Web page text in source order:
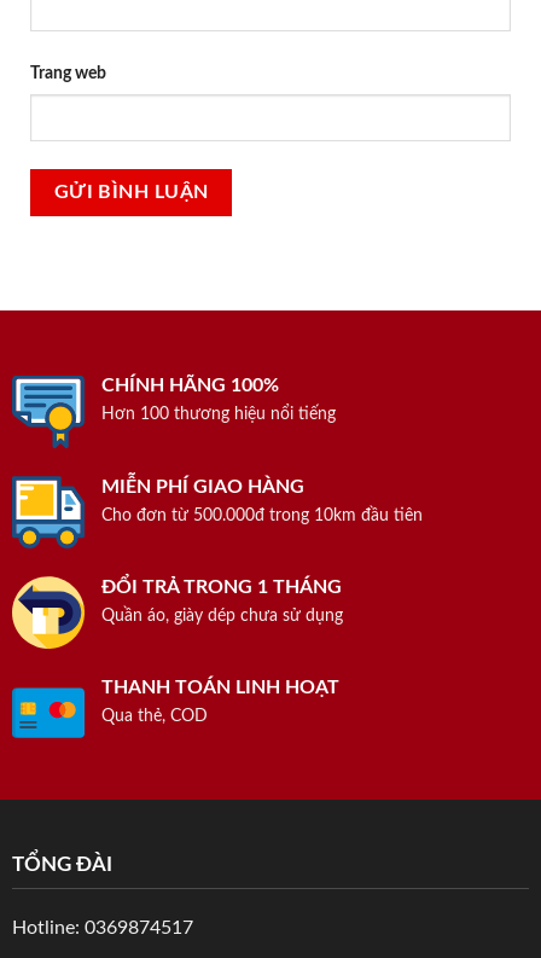
Trang web
CHÍNH HÃNG 100%
Hơn 100 thương hiệu nổi tiếng
MIỄN PHÍ GIAO HÀNG
Cho đơn từ 500.000đ trong 10km đầu tiên
ĐỔI TRẢ TRONG 1 THÁNG
Quần áo, giày dép chưa sử dụng
THANH TOÁN LINH HOẠT
Qua thẻ, COD
TỔNG ĐÀI
Hotline: 0369874517